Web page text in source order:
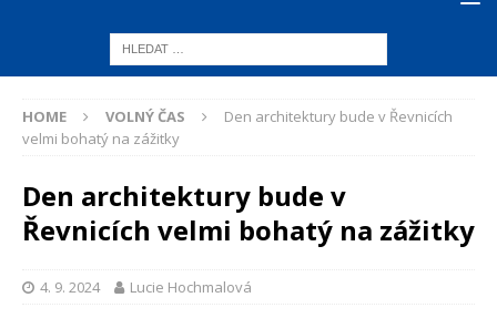
HOME VOLNÝ ČAS
Den architektury bude v Řevnicích
velmi bohatý na zážitky
Den architektury bude v
Řevnicích velmi bohatý na zážitky
4. 9. 2024 Lucie Hochmalová